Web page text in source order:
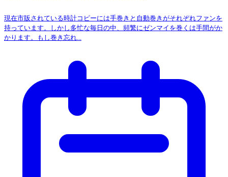
現在市販されている時計コピーには手巻きと自動巻きがそれぞれファンを
持っています。しかし多忙な毎日の中、頻繁にゼンマイを巻くは手間がか
かります。もし巻き忘れ...